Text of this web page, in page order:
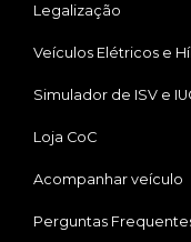
Legalização
Veículos Elétricos e
Simulador de ISV e
Loja CoC
Acompanhar veículo
Perguntas